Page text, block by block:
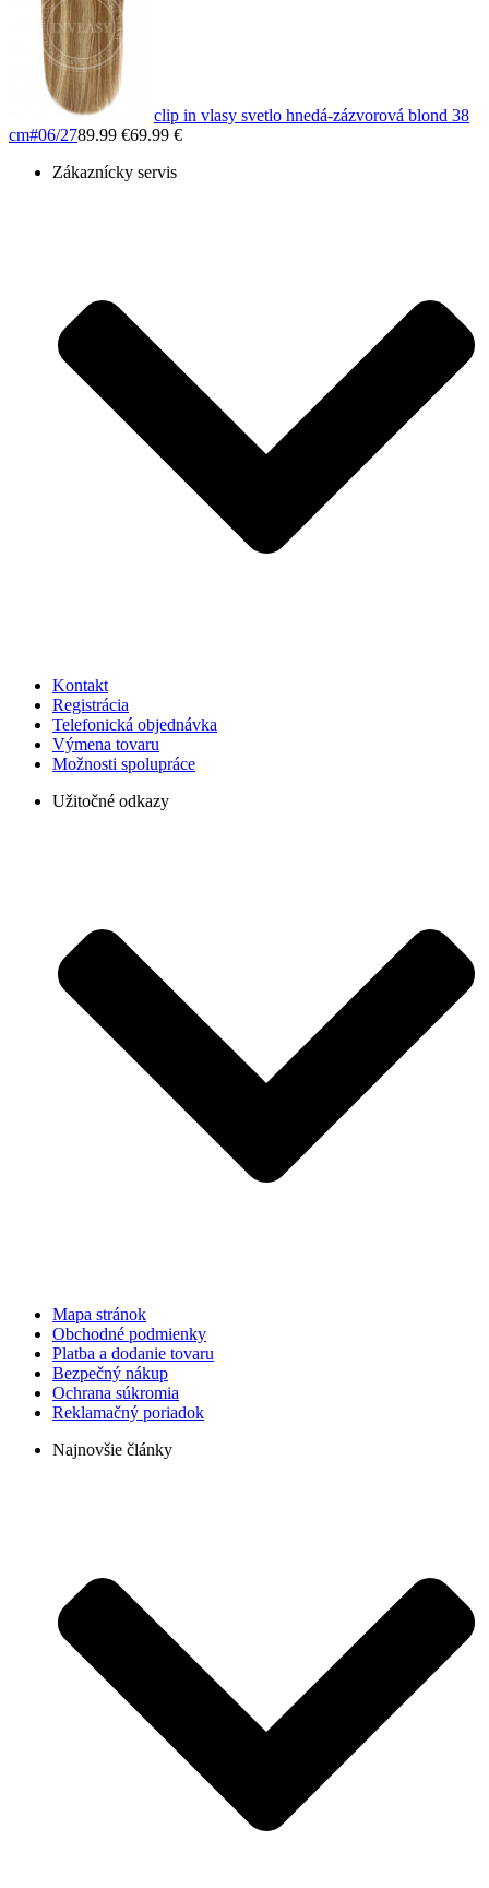
clip in vlasy svetlo hnedá-zázvorová blond 38
cm#06/2789.99 €69.99 €
Zákaznícky servis
Kontakt
Registrácia
Telefonická objednávka
Výmena tovaru
Možnosti spolupráce
Užitočné odkazy
Mapa stránok
Obchodné podmienky
Platba a dodanie tovaru
Bezpečný nákup
Ochrana súkromia
Reklamačný poriadok
Najnovšie články